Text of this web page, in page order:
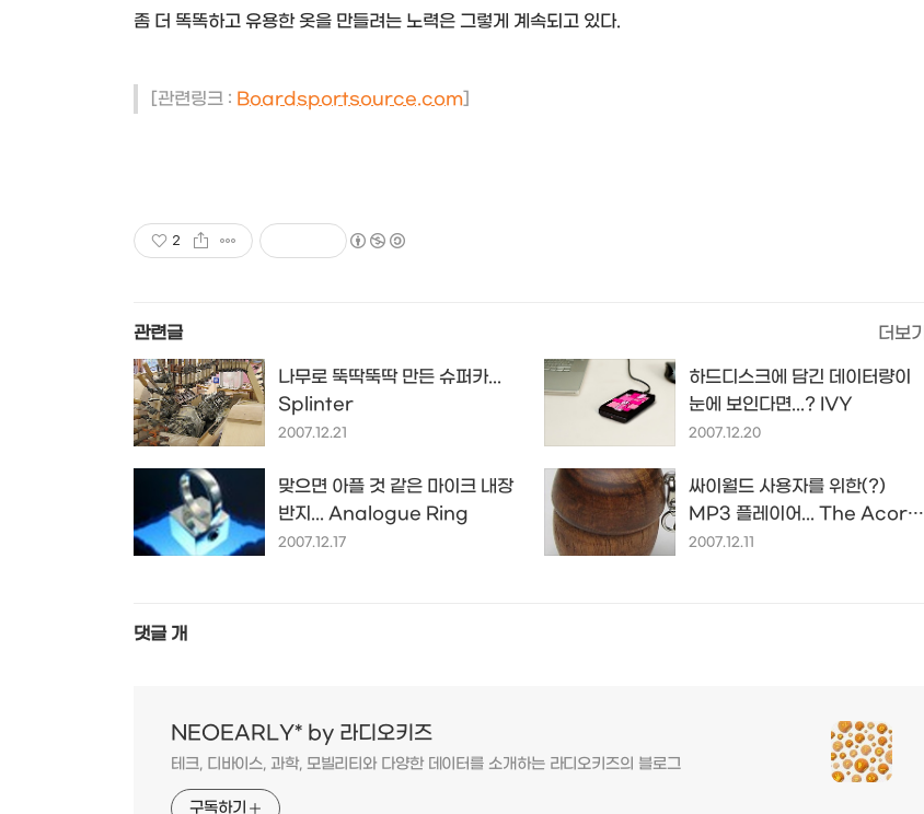
좀 더 똑똑하고 유용한 옷을 만들려는 노력은 그렇게 계속되고 있다.
[관련링크 : Boardsportsource.com]
2
관련글 더보기
나무로 뚝딱뚝딱 만든 슈퍼카...
Splinter
2007.12.21
하드디스크에 담긴 데이터량이
눈에 보인다면...? IVY
2007.12.20
맞으면 아플 것 같은 마이크 내장
반지... Analogue Ring
2007.12.17
싸이월드 사용자를 위한(?)
MP3 플레이어... The Acorn
MP3 Player
2007.12.11
댓글 개
NEOEARLY* by 라디오키즈
테크, 디바이스, 과학, 모빌리티와 다양한 데이터를 소개하는 라디오키즈의 블로그
구독하기